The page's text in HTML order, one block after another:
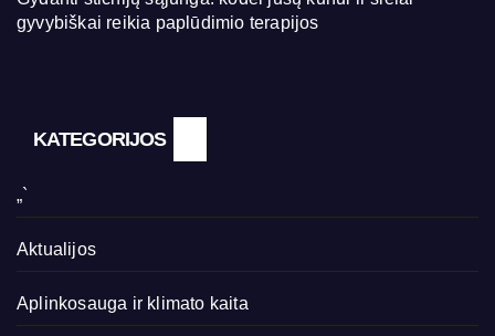
gyvybiškai reikia paplūdimio terapijos
KATEGORIJOS
„`
Aktualijos
Aplinkosauga ir klimato kaita